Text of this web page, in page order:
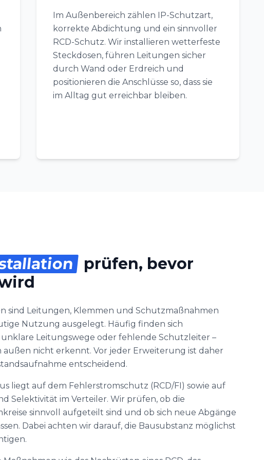
Im Außenbereich zählen IP-Schutzart,
korrekte Abdichtung und ein sinnvoller
RCD-Schutz. Wir installieren wetterfeste
Steckdosen, führen Leitungen sicher
durch Wand oder Erdreich und
positionieren die Anschlüsse so, dass sie
im Alltag gut erreichbar bleiben.
prüfen, bevor
sind Leitungen, Klemmen und Schutzmaßnahmen
Nutzung ausgelegt. Häufig finden sich
unklare Leitungswege oder fehlende Schutzleiter –
außen nicht erkennt. Vor jeder Erweiterung ist daher
entscheidend.
liegt auf dem Fehlerstromschutz (RCD/FI) sowie auf
Selektivität im Verteiler. Wir prüfen, ob die
sinnvoll aufgeteilt sind und ob sich neue Abgänge
Dabei achten wir darauf, die Bausubstanz möglichst